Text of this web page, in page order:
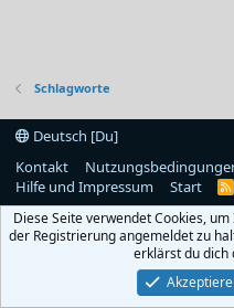
Schlagworte
Deutsch [Du]
Kontakt
Hilfe und Impressum
Start
R
Diese Seite verwendet Cookies,
der Registrierung angemeldet zu
erklärst du dich